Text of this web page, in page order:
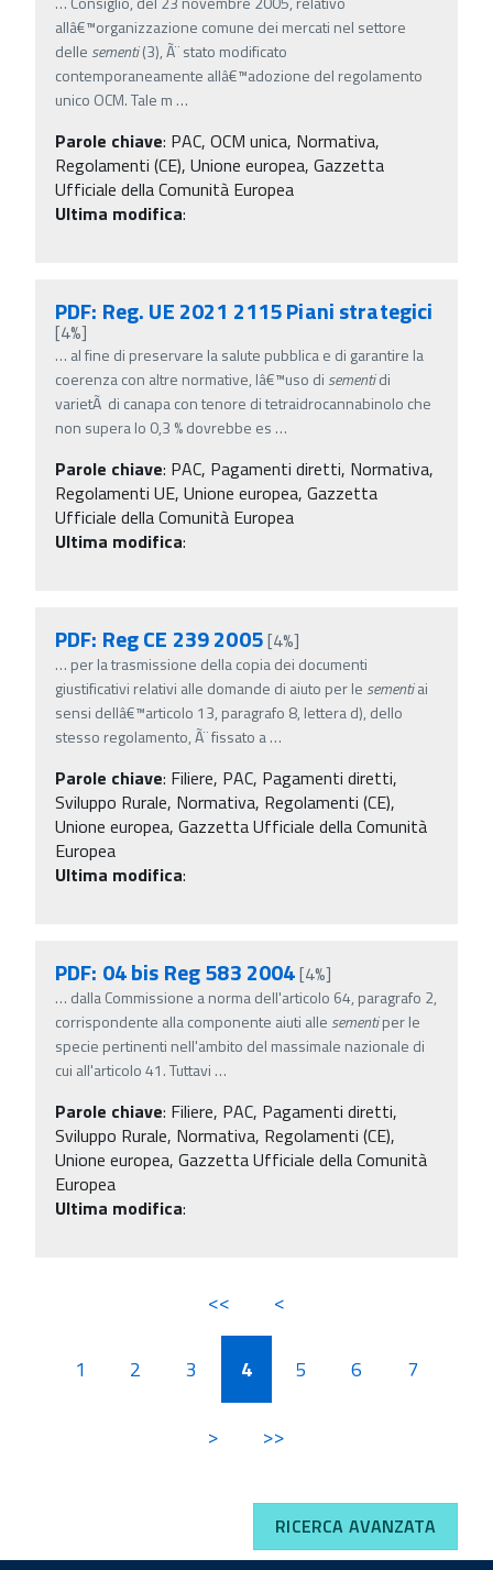
allâ€™organizzazione comune dei mercati nel settore
delle sementi(3), Ã¨ stato modificato
contemporaneamente allâ€™adozione del regolamento
unico OCM. Tale m …
Parole chiave: PAC, OCM unica, Normativa,
Regolamenti (CE), Unione europea, Gazzetta
Ufficiale della Comunità Europea
Ultima modifica:
PDF: Reg. UE 2021 2115 Piani strategici
[4%]
… al fine di preservare la salute pubblica e di garantire la
coerenza con altre normative, lâ€™uso di sementidi
varietÃ di canapa con tenore di tetraidrocannabinolo che
non supera lo 0,3 % dovrebbe es …
Parole chiave: PAC, Pagamenti diretti, Normativa,
Regolamenti UE, Unione europea, Gazzetta
Ufficiale della Comunità Europea
Ultima modifica:
PDF: Reg CE 239 2005[4%]
… per la trasmissione della copia dei documenti
giustificativi relativi alle domande di aiuto per le sementiai
sensi dellâ€™articolo 13, paragrafo 8, lettera d), dello
stesso regolamento, Ã¨ fissato a…
Parole chiave: Filiere, PAC, Pagamenti diretti,
Sviluppo Rurale, Normativa, Regolamenti (CE),
Unione europea, Gazzetta Ufficiale della Comunità
Europea
Ultima modifica:
PDF: 04 bis Reg 583 2004[4%]
… dalla Commissione a norma dell'articolo 64, paragrafo 2,
corrispondente alla componente aiuti alle sementiper le
specie pertinenti nell'ambito del massimale nazionale di
cui all'articolo 41. Tuttavi …
Parole chiave: Filiere, PAC, Pagamenti diretti,
Sviluppo Rurale, Normativa, Regolamenti (CE),
Unione europea, Gazzetta Ufficiale della Comunità
Europea
Ultima modifica:
<< <
1 2 3 4 5 6 7
> >>
RICERCA AVANZATA